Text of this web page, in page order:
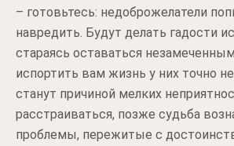
– готовьтесь: недоброжелатели
навредить. Будут делать гадости
стараясь оставаться
испортить вам жизнь у них точно
станут причиной мелких
расстраиваться, позже судьба
проблемы, пережитые с